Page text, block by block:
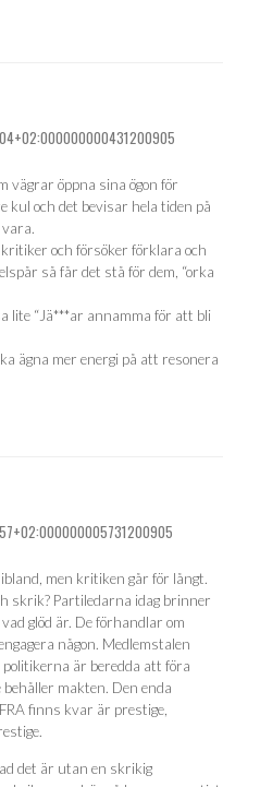
vägrar öppna sina ögon för
och det bevisar hela tiden på
och försöker förklara och
så får det stå för dem, “orka
lite “Jä***ar annamma för att bli
ägna mer energi på att resonera
men kritiken går för långt.
skrik? Partiledarna idag brinner
glöd är. De förhandlar om
någon. Medlemstalen
är beredda att föra
makten. Den enda
finns kvar är prestige,
det är utan en skrikig